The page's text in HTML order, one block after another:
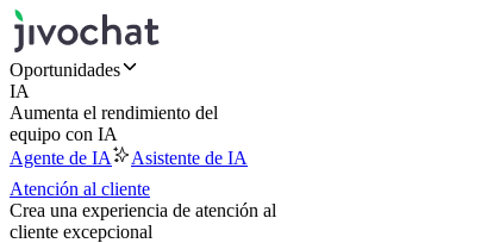
Oportunidades
IA
Aumenta el rendimiento del
equipo con IA
Agente de IA
Asistente de IA
Atención al cliente
Crea una experiencia de atención al
cliente excepcional